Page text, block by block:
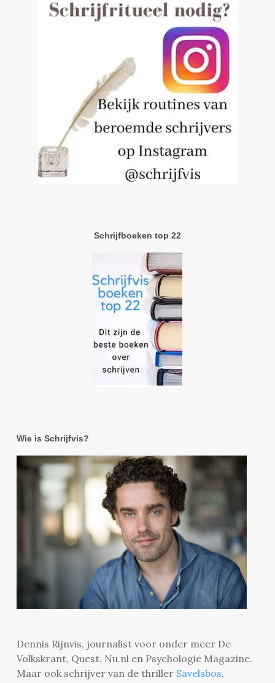
Schrijfboeken top 22
Wie is Schrijfvis?
Dennis Rijnvis, journalist voor onder meer De
Volkskrant, Quest, Nu.nl en Psychologie Magazine.
Maar ook schrijver van de thriller Savelsbos,